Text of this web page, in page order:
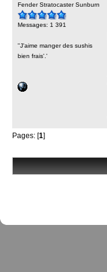
Fender Stratocaster Sunburn
Messages: 1 391
''J'aime manger des sushis
bien frais'.'
Pages: [1]